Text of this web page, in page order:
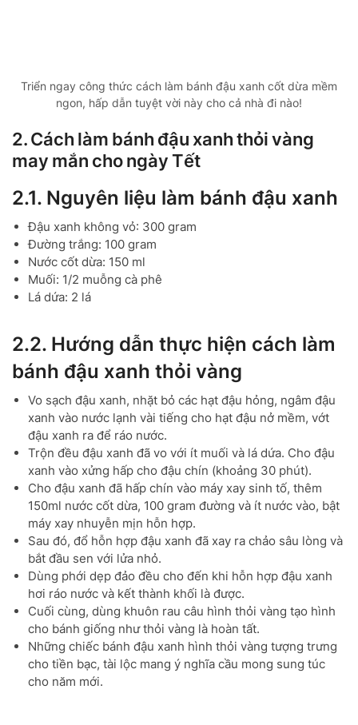
Triển ngay công thức cách làm bánh đậu xanh cốt dừa mềm
ngon, hấp dẫn tuyệt vời này cho cả nhà đi nào!
2. Cách làm bánh đậu xanh thỏi vàng
may mắn cho ngày Tết
2.1. Nguyên liệu làm bánh đậu xanh
Đậu xanh không vỏ: 300 gram
Đường trắng: 100 gram
Nước cốt dừa: 150 ml
Muối: 1/2 muỗng cà phê
Lá dứa: 2 lá
2.2. Hướng dẫn thực hiện cách làm
bánh đậu xanh thỏi vàng
Vo sạch đậu xanh, nhặt bỏ các hạt đậu hỏng, ngâm đậu
xanh vào nước lạnh vài tiếng cho hạt đậu nở mềm, vớt
đậu xanh ra để ráo nước.
Trộn đều đậu xanh đã vo với ít muối và lá dứa. Cho đậu
xanh vào xửng hấp cho đậu chín (khoảng 30 phút).
Cho đậu xanh đã hấp chín vào máy xay sinh tố, thêm
150ml nước cốt dừa, 100 gram đường và ít nước vào, bật
máy xay nhuyễn mịn hỗn hợp.
Sau đó, đổ hỗn hợp đậu xanh đã xay ra chảo sâu lòng và
bắt đầu sen với lửa nhỏ.
Dùng phới dẹp đảo đều cho đến khi hỗn hợp đậu xanh
hơi ráo nước và kết thành khối là được.
Cuối cùng, dùng khuôn rau câu hình thỏi vàng tạo hình
cho bánh giống như thỏi vàng là hoàn tất.
Những chiếc bánh đậu xanh hình thỏi vàng tượng trưng
cho tiền bạc, tài lộc mang ý nghĩa cầu mong sung túc
cho năm mới.